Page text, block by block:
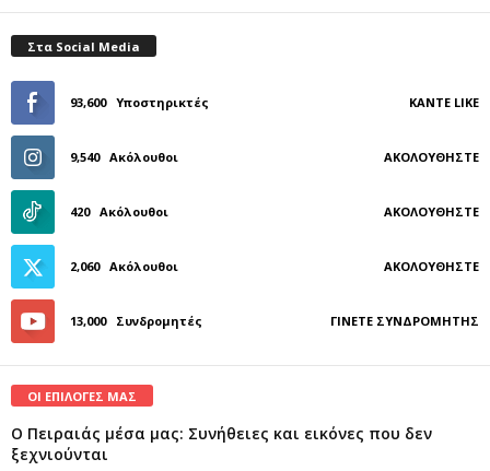
Στα Social Media
93,600 Υποστηρικτές ΚΆΝΤΕ LIKE
9,540 Ακόλουθοι ΑΚΟΛΟΥΘΉΣΤΕ
420 Ακόλουθοι ΑΚΟΛΟΥΘΉΣΤΕ
2,060 Ακόλουθοι ΑΚΟΛΟΥΘΉΣΤΕ
13,000 Συνδρομητές ΓΊΝΕΤΕ ΣΥΝΔΡΟΜΗΤΉΣ
ΟΙ ΕΠΙΛΟΓΕΣ ΜΑΣ
Ο Πειραιάς μέσα μας: Συνήθειες και εικόνες που δεν
ξεχνιούνται